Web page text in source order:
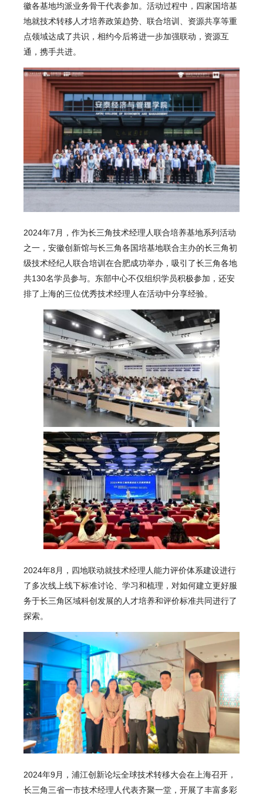
徽各基地均派业务骨干代表参加。活动过程中，四家国培基
地就技术转移人才培养政策趋势、联合培训、资源共享等重
点领域达成了共识，相约今后将进一步加强联动，资源互
通，携手共进。
2024年7月，作为长三角技术经理人联合培养基地系列活动
之一，安徽创新馆与长三角各国培基地联合主办的长三角初
级技术经纪人联合培训在合肥成功举办，吸引了长三角各地
共130名学员参与。东部中心不仅组织学员积极参加，还安
排了上海的三位优秀技术经理人在活动中分享经验。
2024年8月，四地联动就技术经理人能力评价体系建设进行
了多次线上线下标准讨论、学习和梳理，对如何建立更好服
务于长三角区域科创发展的人才培养和评价标准共同进行了
探索。
2024年9月，浦江创新论坛全球技术转移大会在上海召开，
长三角三省一市技术经理人代表齐聚一堂，开展了丰富多彩